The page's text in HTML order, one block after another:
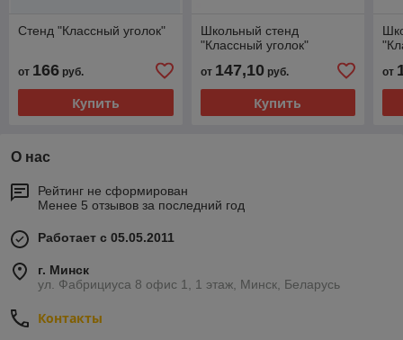
Стенд "Классный уголок"
от 166 руб.
Купить
Школьный стенд
"Классный уголок"
от 147,10руб.
Купить
от
О нас
Рейтинг не сформирован
Менее 5 отзывов за последний год
Работает с 05.05.2011
г. Минск
ул. Фабрициуса 8 офис 1, 1 этаж, Минск, Беларусь
Контакты